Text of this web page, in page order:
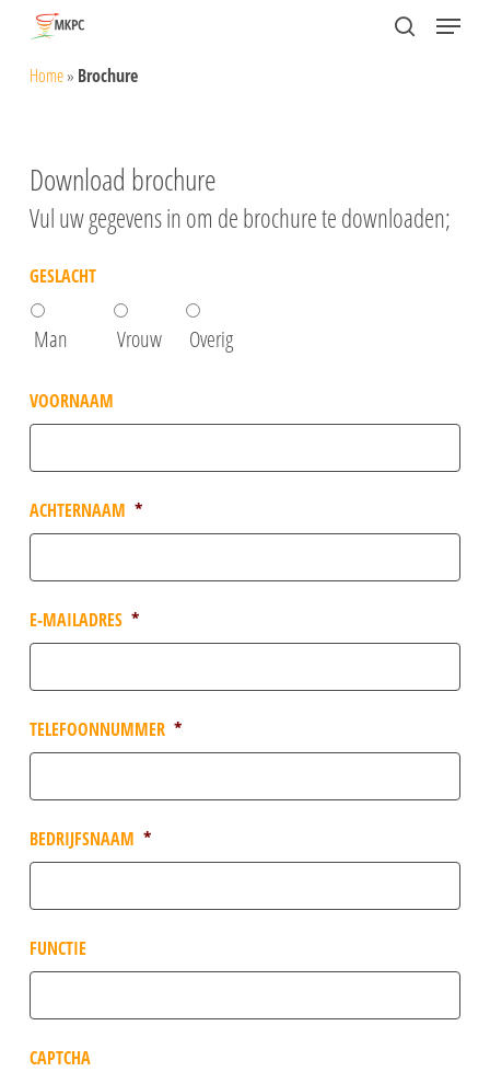
main
search
Menu
Home» Brochure
Download brochure
Vul uw gegevens in om de brochure te downloaden;
GESLACHT
Man Vrouw Overig
VOORNAAM
ACHTERNAAM *
E-MAILADRES *
TELEFOONNUMMER *
BEDRIJFSNAAM *
FUNCTIE
CAPTCHA